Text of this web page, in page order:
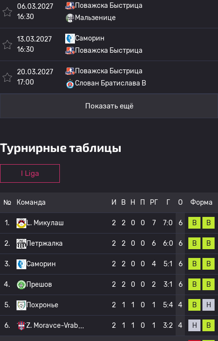
06.03.2027
16:30
Поважска Быстрица
Мальзенице
13.03.2027
16:30
Саморин
Поважска Быстрица
20.03.2027
17:00
Поважска Быстрица
Слован Братислава B
Показать ещё
Турнирные таблицы
I Liga
№ Команда И В Н П РГ Г О Форма
1. L. Микулаш 2 2 0 0 7 7:0 6 В В
2. Петржалка 2 2 0 0 6 6:0 6 В В
3. Саморин 2 2 0 0 4 5:1 6 В В
4. Прешов 2 2 0 0 2 3:1 6 В В
5. Похронье 2 1 1 0 1 5:4 4 В Н
6. Z. Moravce-Vrab 2 1 1 0 1 3:2 4 Н В